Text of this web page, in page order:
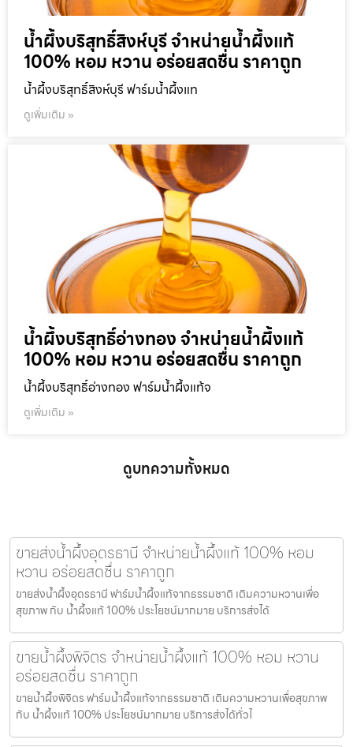
น้ำผึ้งบริสุทธิ์สิงห์บุรี จำหน่ายน้ำผึ้งแท้
100% หอม หวาน อร่อยสดชื่น ราคาถูก
น้ำผึ้งบริสุทธิ์สิงห์บุรี ฟาร์มน้ำผึ้งแท
ดูเพิ่มเติม »
น้ำผึ้งบริสุทธิ์อ่างทอง จำหน่ายน้ำผึ้งแท้
100% หอม หวาน อร่อยสดชื่น ราคาถูก
น้ำผึ้งบริสุทธิ์อ่างทอง ฟาร์มน้ำผึ้งแท้จ
ดูเพิ่มเติม »
ดูบทความทั้งหมด
ขายส่งน้ำผึ้งอุดรธานี จำหน่ายน้ำผึ้งแท้ 100% หอม
หวาน อร่อยสดชื่น ราคาถูก
ขายส่งน้ำผึ้งอุดรธานี ฟาร์มน้ำผึ้งแท้จากธรรมชาติ เติมความหวานเพื่อ
สุขภาพ กับ น้ำผึ้งแท้ 100% ประโยชน์มากมาย บริการส่งได้
ขายน้ำผึ้งพิจิตร จำหน่ายน้ำผึ้งแท้ 100% หอม หวาน
อร่อยสดชื่น ราคาถูก
ขายน้ำผึ้งพิจิตร ฟาร์มน้ำผึ้งแท้จากธรรมชาติ เติมความหวานเพื่อสุขภาพ
กับ น้ำผึ้งแท้ 100% ประโยชน์มากมาย บริการส่งได้ทั่วไ